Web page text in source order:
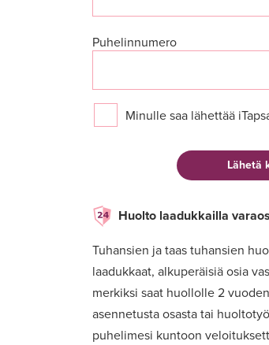
Puhelinnumero
Minulle saa lähettää
Huolto laadukkailla
Tuhansien ja taas tuhansien
laadukkaat, alkuperäisiä osia
merkiksi saat huollolle 2
asennetusta osasta tai
puhelimesi kuntoon